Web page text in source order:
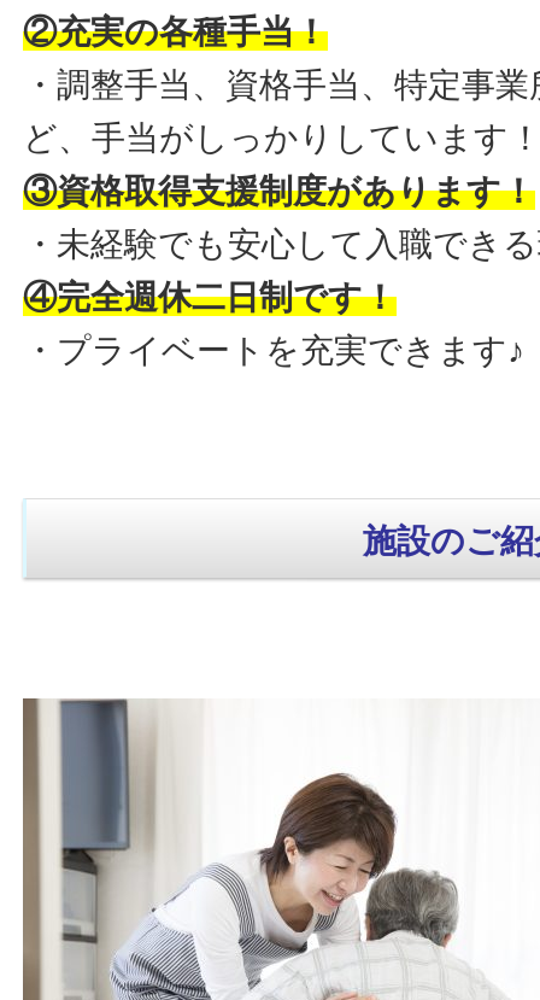
②充実の各種手当！
・調整手当、資格手当、特定事
ど、手当がしっかりしています
③資格取得支援制度があります！
・未経験でも安心して入職でき
④完全週休二日制です！
・プライベートを充実できます♪
施設のご